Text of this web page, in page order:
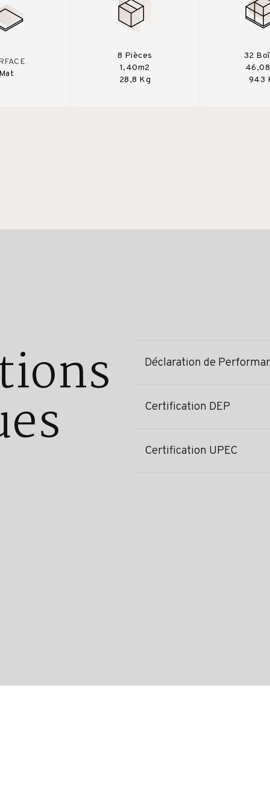
8 Pièces
1,40m2
28,8 Kg
32
943
Déclaration de
Certification DEP
Certification UPEC